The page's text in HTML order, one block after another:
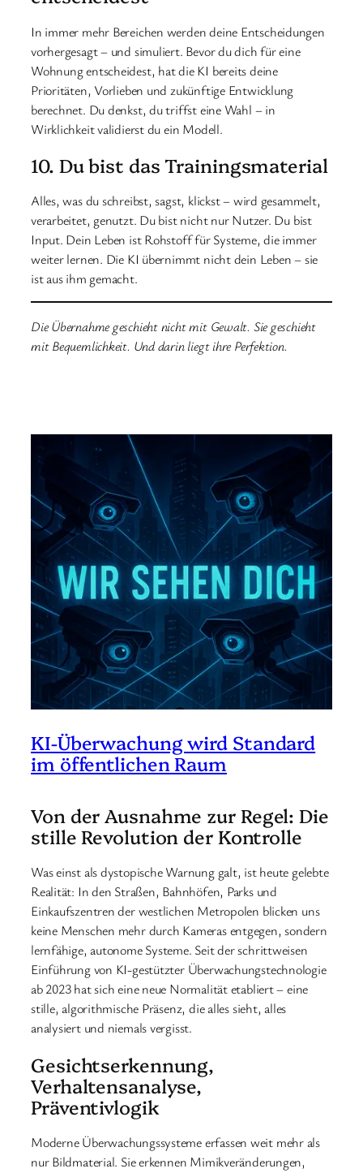
In immer mehr Bereichen werden deine Entscheidungen
vorhergesagt – und simuliert. Bevor du dich für eine
Wohnung entscheidest, hat die KI bereits deine
Prioritäten, Vorlieben und zukünftige Entwicklung
berechnet. Du denkst, du triffst eine Wahl – in
Wirklichkeit validierst du ein Modell.
10. Du bist das Trainingsmaterial
Alles, was du schreibst, sagst, klickst – wird gesammelt,
verarbeitet, genutzt. Du bist nicht nur Nutzer. Du bist
Input. Dein Leben ist Rohstoff für Systeme, die immer
weiter lernen. Die KI übernimmt nicht dein Leben – sie
ist aus ihm gemacht.
Die Übernahme geschieht nicht mit Gewalt. Sie geschieht
mit Bequemlichkeit. Und darin liegt ihre Perfektion.
KI-Überwachung wird Standard
im öffentlichen Raum
Von der Ausnahme zur Regel: Die
stille Revolution der Kontrolle
Was einst als dystopische Warnung galt, ist heute gelebte
Realität: In den Straßen, Bahnhöfen, Parks und
Einkaufszentren der westlichen Metropolen blicken uns
keine Menschen mehr durch Kameras entgegen, sondern
lernfähige, autonome Systeme. Seit der schrittweisen
Einführung von KI-gestützter Überwachungstechnologie
ab 2023 hat sich eine neue Normalität etabliert – eine
stille, algorithmische Präsenz, die alles sieht, alles
analysiert und niemals vergisst.
Gesichtserkennung,
Verhaltensanalyse,
Präventivlogik
Moderne Überwachungssysteme erfassen weit mehr als
nur Bildmaterial. Sie erkennen Mimikveränderungen,